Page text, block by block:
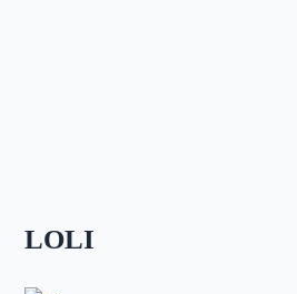
LOLI